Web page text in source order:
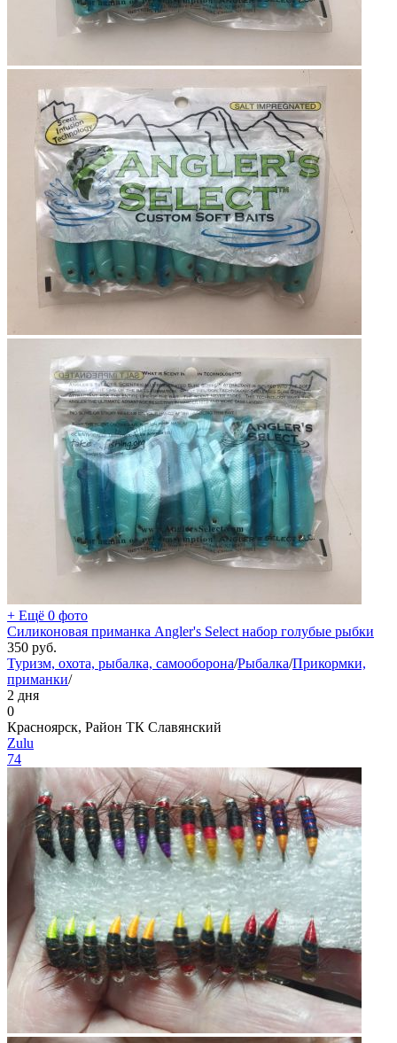
+ Ещё 0 фото
Силиконовая приманка Angler's Select набор голубые рыбки
350 руб.
Туризм, охота, рыбалка, самооборона/Рыбалка/Прикормки,
приманки/
2 дня
0
Красноярск, Район ТК Славянский
Zulu
74